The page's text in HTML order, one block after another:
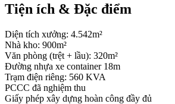
Tiện ích & Đặc điểm
Diện tích xưởng: 4.542m²
Nhà kho: 900m²
Văn phòng (trệt + lầu): 320m²
Đường nhựa xe container 18m
Trạm điện riêng: 560 KVA
PCCC đã nghiệm thu
Giấy phép xây dựng hoàn công đầy đủ